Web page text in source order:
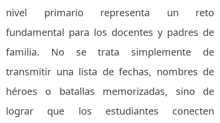
nivel primario representa un reto
fundamental para los docentes y padres de
familia. No se trata simplemente de
transmitir una lista de fechas, nombres de
héroes o batallas memorizadas, sino de
lograr que los estudiantes conecten